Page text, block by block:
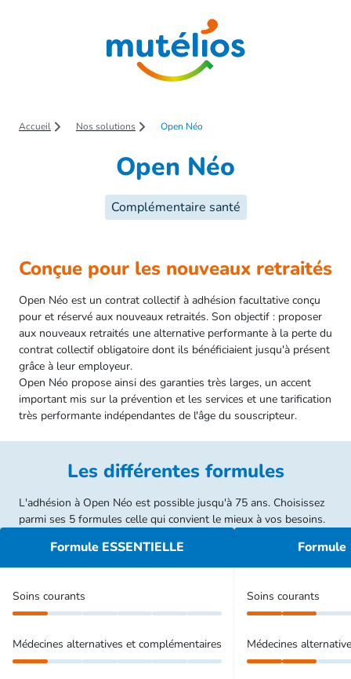
Accueil Nos solutions Open Néo
Open Néo
Complémentaire santé
Conçue pour les nouveaux retraités
Open Néo est un contrat collectif à adhésion facultative conçu
pour et réservé aux nouveaux retraités. Son objectif : proposer
aux nouveaux retraités une alternative performante à la perte du
contrat collectif obligatoire dont ils bénéficiaient jusqu'à présent
grâce à leur employeur.
Open Néo propose ainsi des garanties très larges, un accent
important mis sur la prévention et les services et une tarification
très performante indépendantes de l'âge du souscripteur.​​​​​​​
Les différentes formules
L'adhésion à Open Néo est possible jusqu'à 75 ans. Choisissez
parmi ses 5 formules celle qui convient le mieux à vos besoins.
Formule ESSENTIELLE
Soins courants
Médecines alternatives et complémentaires
Soins courants
Médecines